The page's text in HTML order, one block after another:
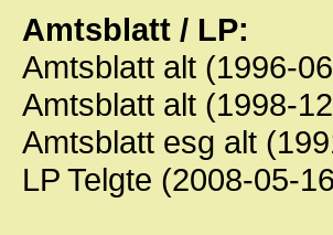
Amtsblatt / LP:
Amtsblatt alt (1996-
Amtsblatt alt (1998-
Amtsblatt esg alt
LP Telgte (2008-05-